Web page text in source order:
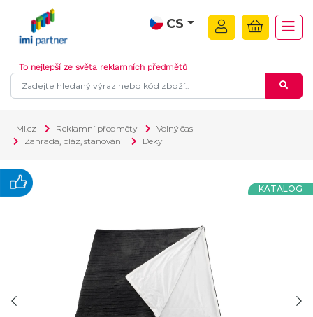
CS
To nejlepší ze světa reklamních předmětů
IMI.cz Reklamní předměty
Volný čas
Zahrada, pláž, stanování
Deky
KATALOG